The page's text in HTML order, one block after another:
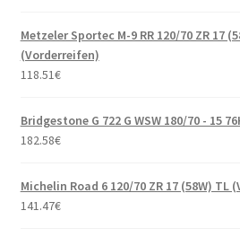
Metzeler Sportec M-9 RR 120/70 ZR 17
(Vorderreifen)
118.51€
Bridgestone G 722 G WSW 180/70 - 15
182.58€
Michelin Road 6 120/70 ZR 17 (58W) TL
141.47€